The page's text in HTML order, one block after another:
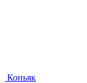
Коньяк